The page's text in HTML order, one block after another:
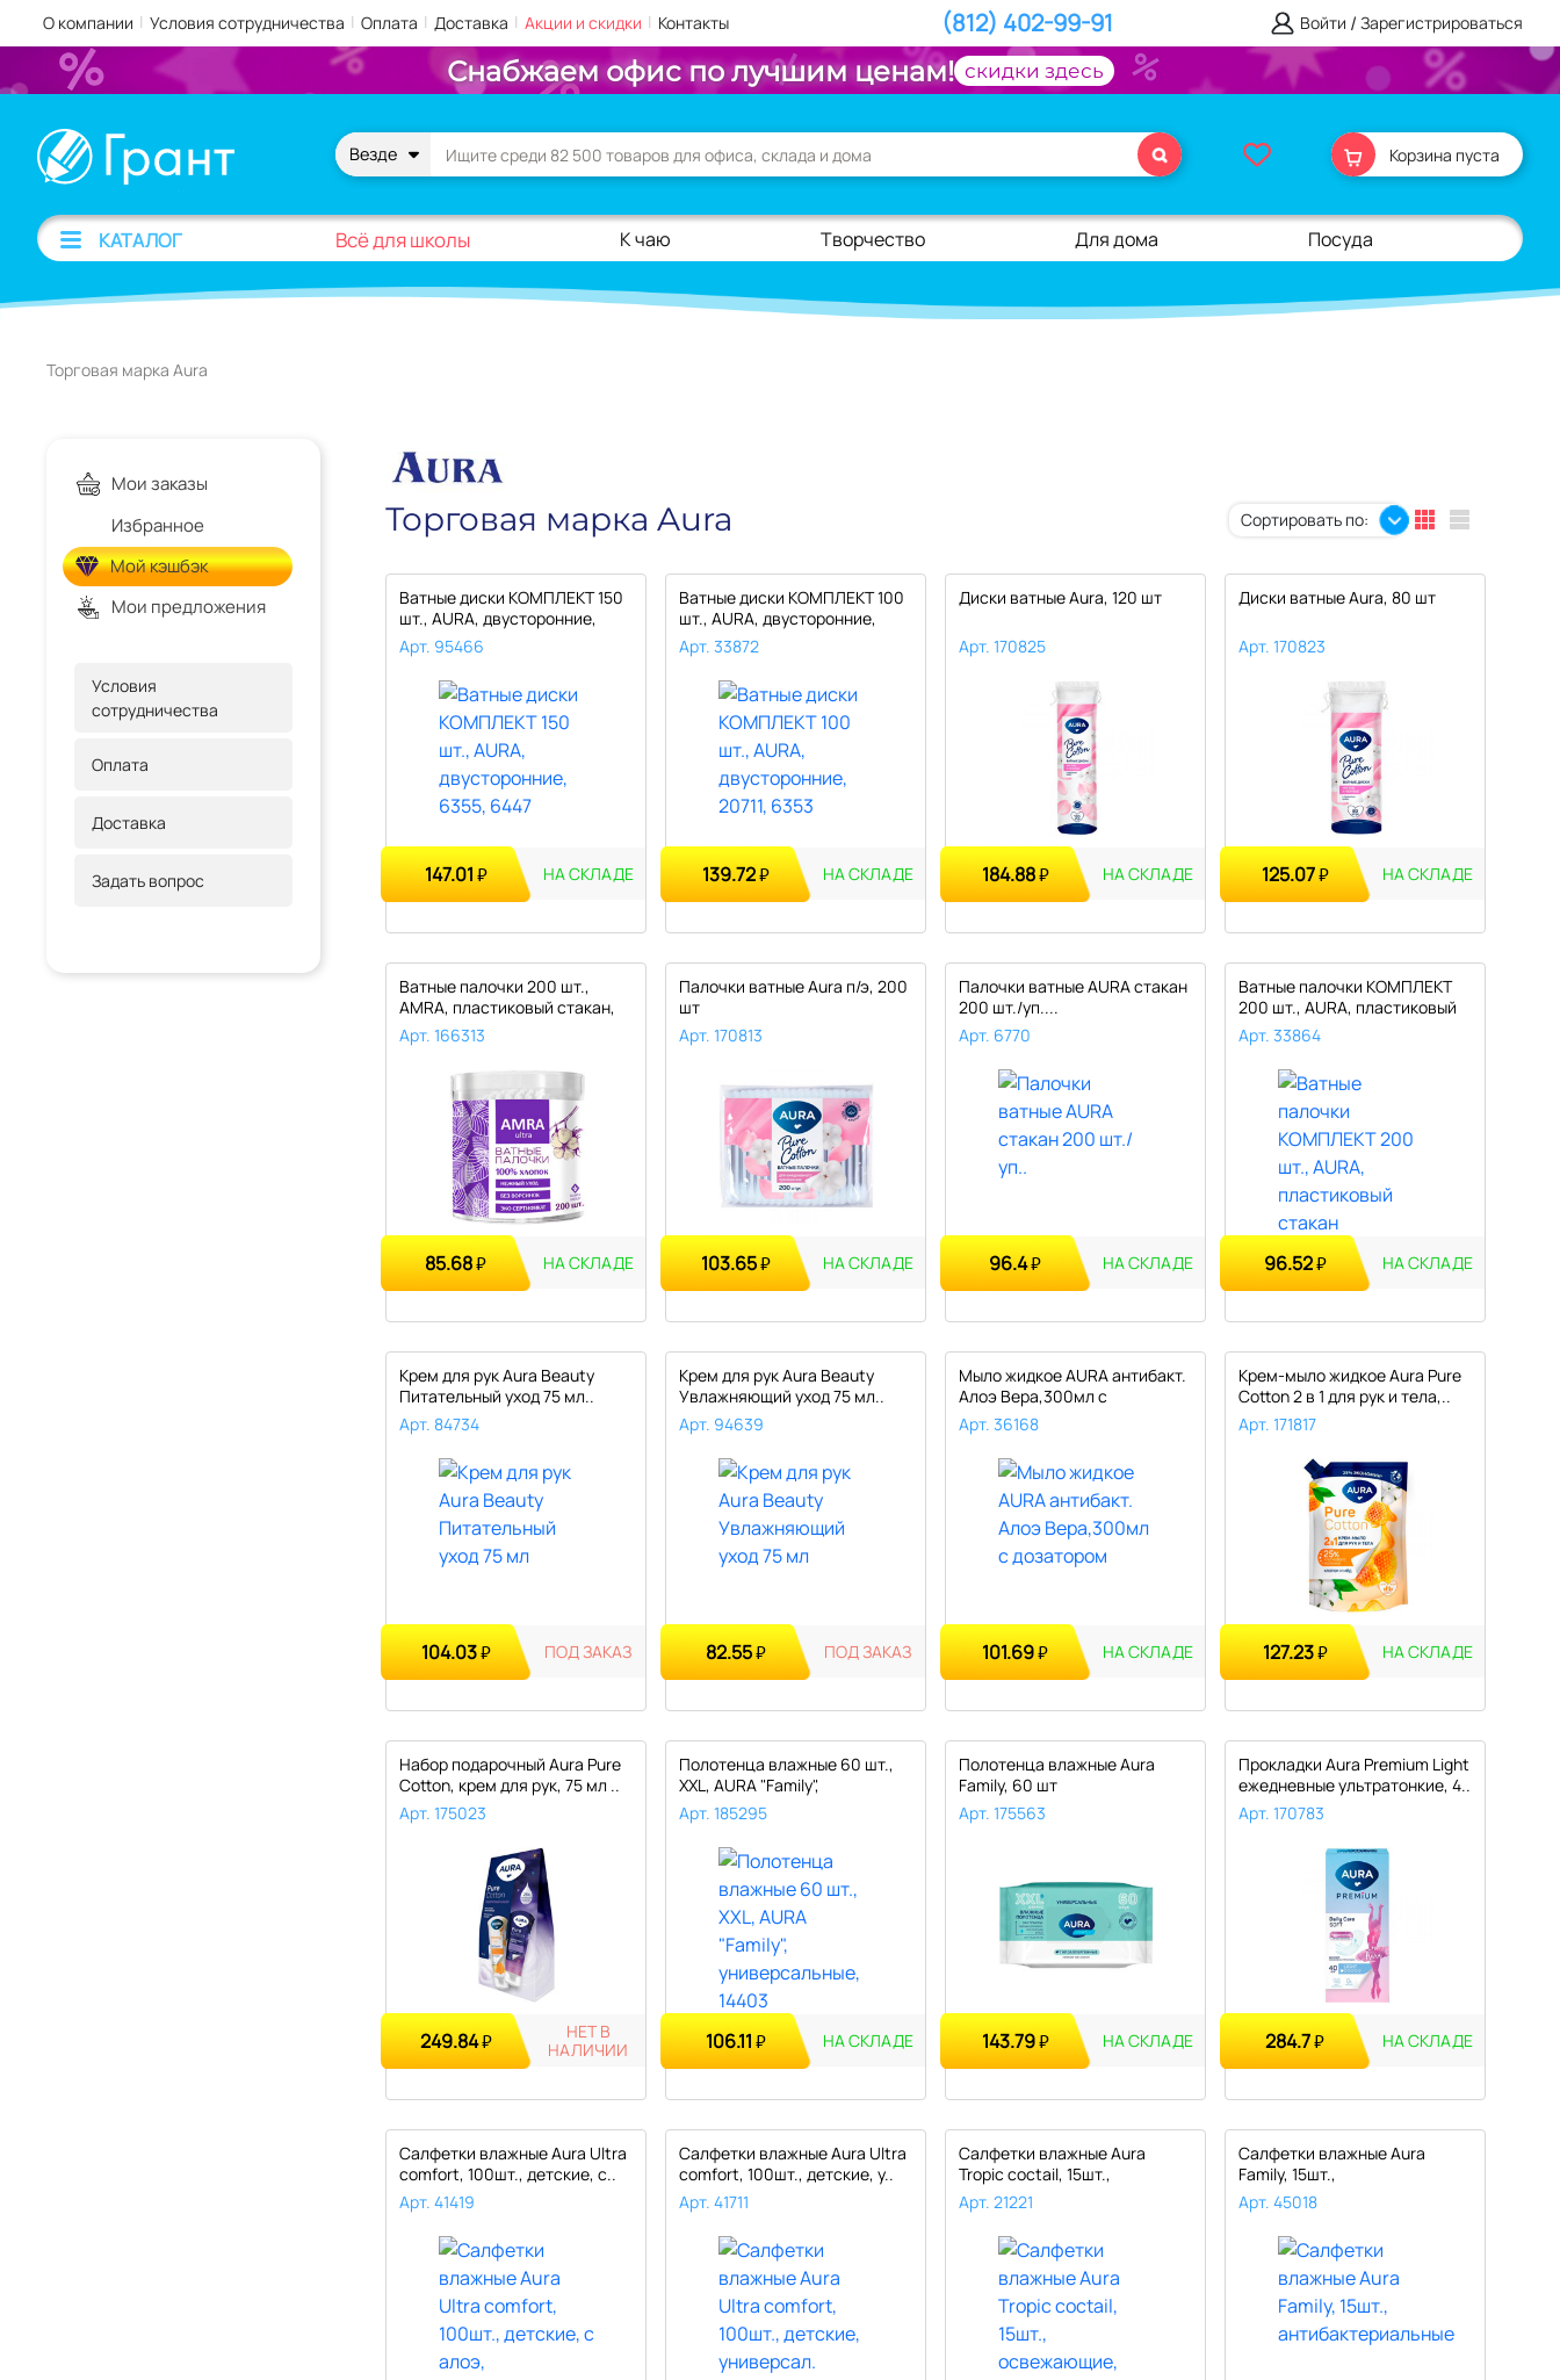
О компании | Условия сотрудничества | Оплата | Доставка | Акции и скидки | Контакты (812) 402-99-91 Войти / Зарегистрироваться
Снабжаем офис по лучшим ценам! скидки здесь
Везде Корзина пуста
КАТАЛОГ Всё для школы К чаю Творчество Для дома Посуда
Торговая марка Aura
Мои заказы
Избранное
Мой кэшбэк
Мои предложения
Условия
сотрудничества
Оплата
Доставка
Задать вопрос
Торговая марка Aura Сортировать по:
Ватные диски КОМПЛЕКТ 150
шт., AURA, двусторонние,
6355..
Арт. 95466
147.01 ₽ НА СКЛАДЕ
Ватные диски КОМПЛЕКТ 100
шт., AURA, двусторонние,
2071..
Арт. 33872
139.72₽ НА СКЛАДЕ
Диски ватные Aura, 120 шт
Арт. 170825
184.88₽ НА СКЛАДЕ
Диски ватные Aura, 80 шт
Арт. 170823
125.07₽ НА СКЛАДЕ
Ватные палочки 200 шт.,
AMRA, пластиковый стакан,
П0005..
Арт. 166313
85.68₽ НА СКЛАДЕ
Палочки ватные Aura п/э, 200
шт
Арт. 170813
103.65₽ НА СКЛАДЕ
Палочки ватные AURA стакан
200 шт./уп....
Арт. 6770
96.4₽ НА СКЛАДЕ
Ватные палочки КОМПЛЕКТ
200 шт., AURA, пластиковый
стак..
Арт. 33864
96.52₽ НА СКЛАДЕ
Крем для рук Aura Beauty
Питательный уход 75 мл..
Арт. 84734
104.03₽ ПОД ЗАКАЗ
Крем для рук Aura Beauty
Увлажняющий уход 75 мл..
Арт. 94639
82.55₽ ПОД ЗАКАЗ
Мыло жидкое AURA антибакт.
Алоэ Вера,300мл с
дозатором..
Арт. 36168
101.69₽ НА СКЛАДЕ
Крем-мыло жидкое Aura Pure
Cotton 2 в 1 для рук и тела,..
Арт. 171817
127.23₽ НА СКЛАДЕ
Набор подарочный Aura Pure
Cotton, крем для рук, 75 мл ..
Арт. 175023
249.84₽
НЕТ В
НАЛИЧИИ
Полотенца влажные 60 шт.,
XXL, AURA "Family",
универсал..
Арт. 185295
106.11 ₽ НА СКЛАДЕ
Полотенца влажные Aura
Family, 60 шт
Арт. 175563
143.79₽ НА СКЛАДЕ
Прокладки Aura Premium Light
ежедневные ультратонкие, 4..
Арт. 170783
284.7₽ НА СКЛАДЕ
Салфетки влажные Aura Ultra
comfort, 100шт., детские, с..
Арт. 41419
Салфетки влажные Aura Ultra
comfort, 100шт., детские, у..
Арт. 41711
Салфетки влажные Aura
Tropic coctail, 15шт.,
освежающие..
Арт. 21221
Салфетки влажные Aura
Family, 15шт.,
антибактериальные..
Арт. 45018